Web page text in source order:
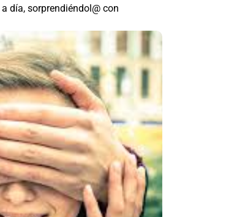
día, sorprendiéndol@ con